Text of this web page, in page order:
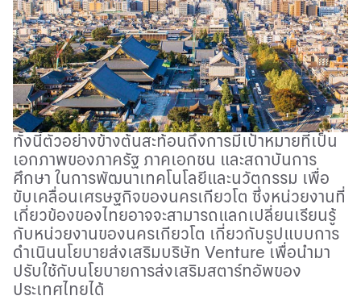
ทั้งนี้ตัวอย่างข้างต้นสะท้อนถึงการมีเป้าหมายที่เป็น
เอกภาพของภาครัฐ ภาคเอกชน และสถาบันการ
ศึกษา ในการพัฒนาเทคโนโลยีและนวัตกรรม เพื่อ
ขับเคลื่อนเศรษฐกิจของนครเกียวโต ซึ่งหน่วยงานที่
เกี่ยวข้องของไทยอาจจะสามารถแลกเปลี่ยนเรียนรู้
กับหน่วยงานของนครเกียวโต เกี่ยวกับรูปแบบการ
ดำเนินนโยบายส่งเสริมบริษัท Venture เพื่อนำมา
ปรับใช้กับนโยบายการส่งเสริมสตาร์ทอัพของ
ประเทศไทยได้